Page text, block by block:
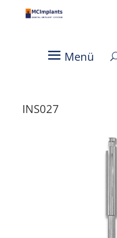
Menü
INS027